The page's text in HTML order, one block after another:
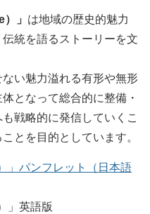
」 は地域の歴史的魅力
統を語るストーリーを文
い魅力溢れる有形や無形
となって総合的に整備・
戦略的に発信していくこ
とを目的としています。
」パンフレット（日本語
」英語版